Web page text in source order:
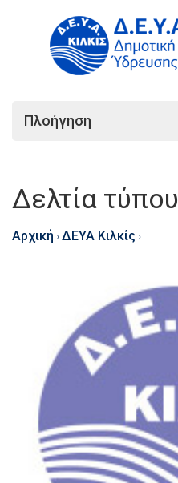
Πλοήγηση
Δελτία τύπου
Αρχική ›ΔΕΥΑ Κιλκίς ›